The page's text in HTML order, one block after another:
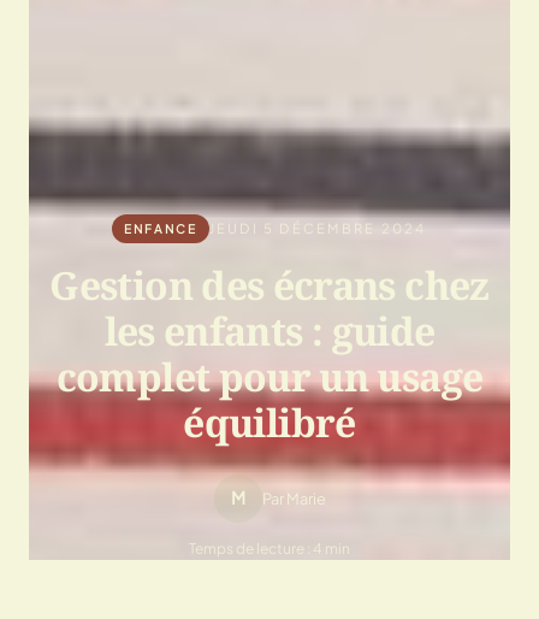
ENFANCE JEUDI 5 DÉCEMBRE 2024
Gestion des écrans chez
les enfants : guide
complet pour un usage
équilibré
M Par Marie
Temps de lecture : 4 min